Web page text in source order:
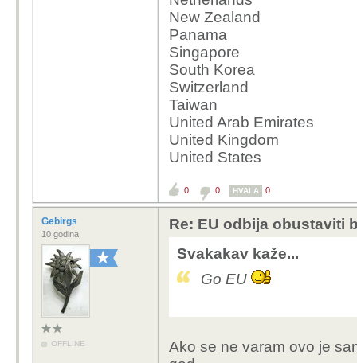
New Zealand
Panama
Singapore
South Korea
Switzerland
Taiwan
United Arab Emirates
United Kingdom
United States
0 0 HVALA 0
Gebirgs
10 godina
OFFLINE
Re: EU odbija obustaviti
Svakakav kaže...
Go EU
Ako se ne varam ovo je